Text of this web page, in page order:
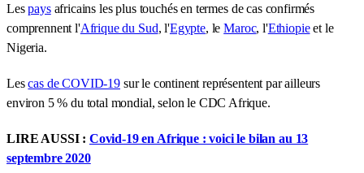
Lespaysafricains les plus touchés en termes de cas confirmés
comprennent l'Afrique du Sud, l'Egypte, leMaroc, l'Ethiopieet le
Nigeria.
Lescas de COVID-19sur le continent représentent par ailleurs
environ 5 % du total mondial, selon le CDC Afrique.
LIRE AUSSI : Covid-19 en Afrique : voici le bilan au 13
septembre 2020